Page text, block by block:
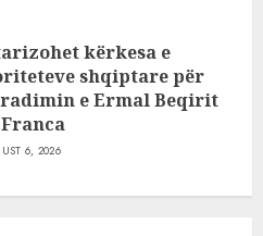
kërkesa e
shqiptare për
e Ermal Beqirit
6, 2026